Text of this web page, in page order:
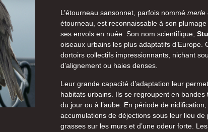
L’étourneau sansonnet, parfois nommémerle
étourneau, est reconnaissable à son
ses envols en nuée. Son nom scientifique,
oiseaux urbains les plus adaptatifs
dortoirs collectifs impressionnants, nichant
d’alignement ou haies denses.
Leur grande capacité d’adaptation leur
habitats urbains. Ils se regroupent en
du jour ou à l’aube. En période de
accumulations de déjections sous leur lieu
grasses sur les murs et d’une odeur forte.